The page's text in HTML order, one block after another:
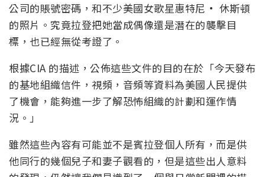
公司的賬號密碼，和不少美國女歌星惠特尼· 休斯頓
的照片。究竟拉登把她當成偶像還是潛在的襲擊目
標，也已經無從考證了。
根據CIA 的描述，公佈這些文件的目的在於「今天發布
的基地組織信件，視頻，音頻等資料為美國人民提供
了機會，能夠進一步了解恐怖組織的計劃和運作情
況。」
雖然這些內容有可能並不是賓拉登個人所有，而是供
他同行的幾個兒子和妻子觀看的，但是這些出人意料